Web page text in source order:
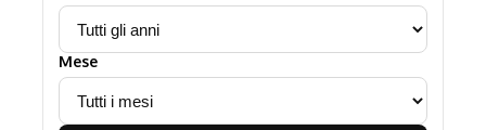
Mese